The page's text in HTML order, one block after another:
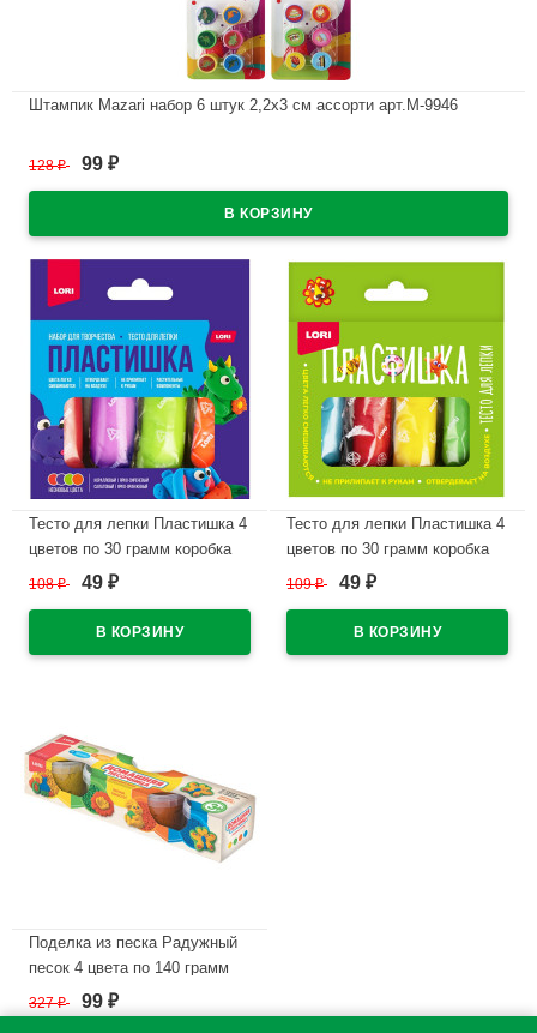
Штампик Mazari набор 6 штук 2,2х3 см ассорти арт.M-9946
128₽ 99 ₽
Тесто для лепки Пластишка 4
цветов по 30 грамм коробка
LORI неоновое арт.Тдл-047
108₽ 49 ₽
Тесто для лепки Пластишка 4
цветов по 30 грамм коробка
LORI арт.Тдл-046
109₽ 49 ₽
Поделка из песка Радужный
песок 4 цвета по 140 грамм
формочка LORI арт.Пт-017
327₽ 99 ₽